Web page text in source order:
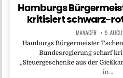
Hamburgs
kritisiert schwarz-
MANAGER 9.
Hamburgs Bürgermeister
Bundesregierung scharf
„Steuergeschenke aus der
in…